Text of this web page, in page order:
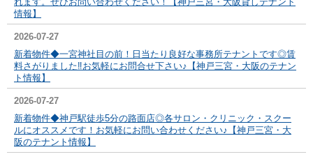
情報】
2026-07-27
新着物件◆一宮神社目の前！日当たり良好な事務所テナントです◎賃
料さがりました‼お気軽にお問合せ下さい♪【神戸三宮・大阪のテナン
ト情報】
2026-07-27
新着物件◆神戸駅徒歩5分の路面店◎各サロン・クリニック・スクー
ルにオススメです！お気軽にお問い合わせください♪【神戸三宮・大
阪のテナント情報】